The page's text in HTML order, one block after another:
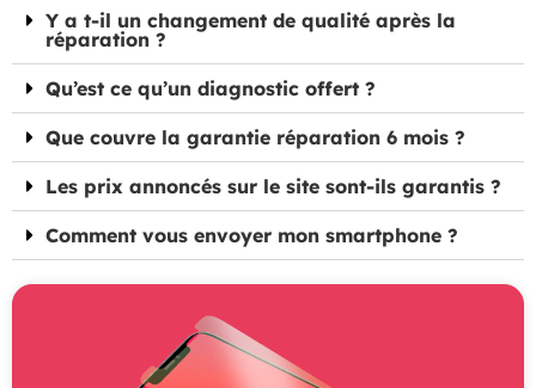
Y a t-il un changement de qualité après la
réparation ?
Qu’est ce qu’un diagnostic offert ?
Que couvre la garantie réparation 6 mois ?
Les prix annoncés sur le site sont-ils garantis ?
Comment vous envoyer mon smartphone ?